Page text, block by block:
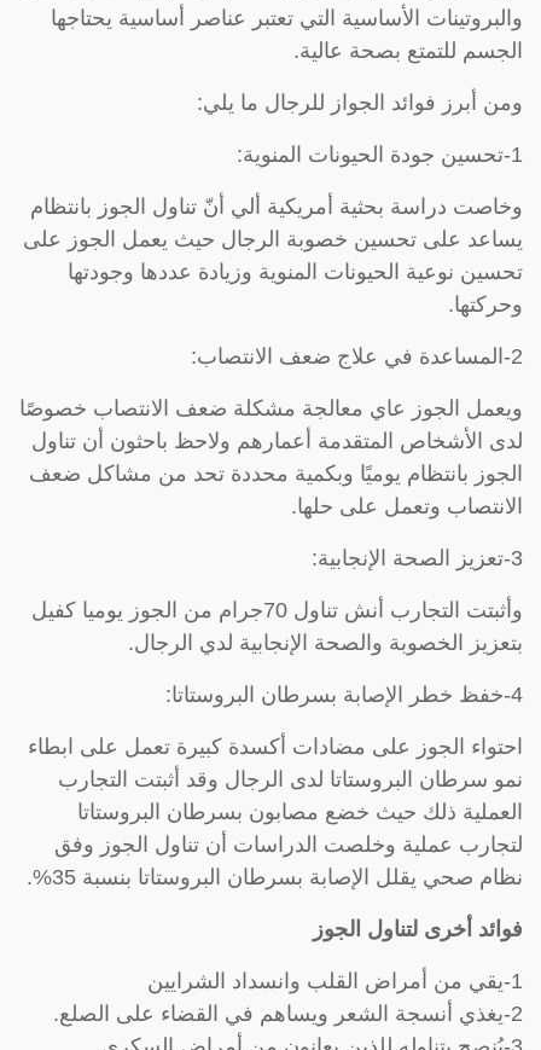
والبروتينات الأساسية التي تعتبر عناصر أساسية يحتاجها
الجسم للتمتع بصحة عالية.
ومن أبرز فوائد الجواز للرجال ما يلي:
1-تحسين جودة الحيونات المنوية:
وخاصت دراسة بحثية أمريكية ألي أنّ تناول الجوز بانتظام
يساعد على تحسين خصوبة الرجال حيث يعمل الجوز على
تحسين نوعية الحيونات المنوية وزيادة عددها وجودتها
وحركتها.
2-المساعدة في علاج ضعف الانتصاب:
ويعمل الجوز عاي معالجة مشكلة ضعف الانتصاب خصوصًا
لدى الأشخاص المتقدمة أعمارهم ولاحظ باحثون أن تناول
الجوز بانتظام يوميًا وبكمية محددة تحد من مشاكل ضعف
الانتصاب وتعمل على حلها.
3-تعزيز الصحة الإنجابية:
وأثبتت التجارب أنش تناول 70جرام من الجوز يوميا كفيل
بتعزيز الخصوبة والصحة الإنجابية لدي الرجال.
4-خفظ خطر الإصابة بسرطان البروستاتا:
احتواء الجوز على مضادات أكسدة كبيرة تعمل على ابطاء
نمو سرطان البروستاتا لدى الرجال وقد أثبتت التجارب
العملية ذلك حيث خضع مصابون بسرطان البروستاتا
لتجارب عملية وخلصت الدراسات أن تناول الجوز وفق
نظام صحي يقلل الإصابة بسرطان البروستاتا بنسبة 35%.
فوائد أخرى لتناول الجوز
1-يقي من أمراض القلب وانسداد الشرايين
2-يغذي أنسجة الشعر ويساهم في القضاء على الصلع.